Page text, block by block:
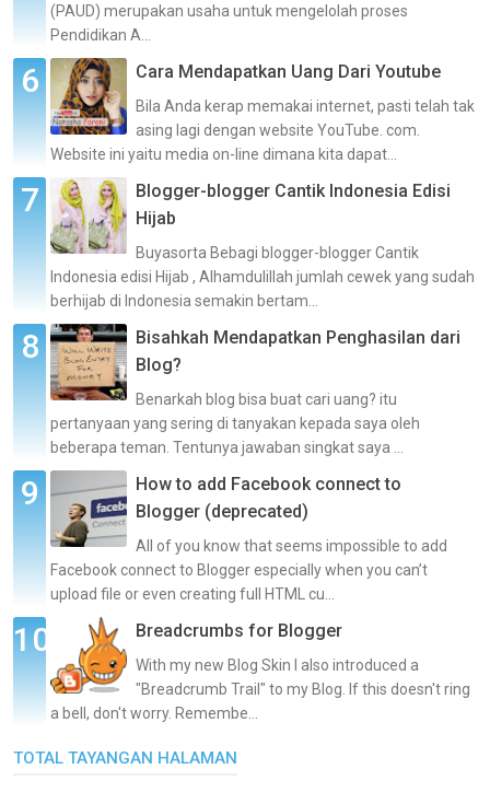
(PAUD) merupakan usaha untuk mengelolah proses
Pendidikan A...
Cara Mendapatkan Uang Dari Youtube
Bila Anda kerap memakai internet, pasti telah tak
asing lagi dengan website YouTube. com.
Website ini yaitu media on-line dimana kita dapat...
Blogger-blogger Cantik Indonesia Edisi
Hijab
Buyasorta Bebagi blogger-blogger Cantik
Indonesia edisi Hijab , Alhamdulillah jumlah cewek yang sudah
berhijab di Indonesia semakin bertam...
Bisahkah Mendapatkan Penghasilan dari
Blog?
Benarkah blog bisa buat cari uang? itu
pertanyaan yang sering di tanyakan kepada saya oleh
beberapa teman. Tentunya jawaban singkat saya ...
How to add Facebook connect to
Blogger (deprecated)
All of you know that seems impossible to add
Facebook connect to Blogger especially when you can’t
upload file or even creating full HTML cu...
Breadcrumbs for Blogger
With my new Blog Skin I also introduced a
"Breadcrumb Trail" to my Blog. If this doesn't ring
a bell, don't worry. Remembe...
TOTAL TAYANGAN HALAMAN